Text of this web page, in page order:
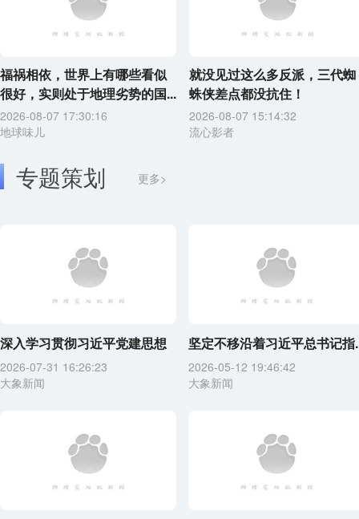
福祸相依，世界上有哪些看似
很好，实则处于地理劣势的国...
2026-08-07 17:30:16
地球味儿
就没见过这么多反派，三代蜘
蛛侠差点都没抗住！
2026-08-07 15:14:32
流心影者
专题策划 更多>
深入学习贯彻习近平党建思想
2026-07-31 16:26:23
大象新闻
坚定不移沿着习近平总书记指
2026-05-12 19:46:42
大象新闻